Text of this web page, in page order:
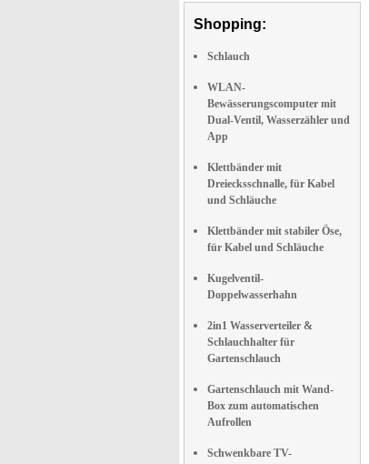
Shopping:
Schlauch
WLAN-
Bewässerungscomputer mit
Dual-Ventil, Wasserzähler und
App
Klettbänder mit
Dreiecksschnalle, für Kabel
und Schläuche
Klettbänder mit stabiler Öse,
für Kabel und Schläuche
Kugelventil-
Doppelwasserhahn
2in1 Wasserverteiler &
Schlauchhalter für
Gartenschlauch
Gartenschlauch mit Wand-
Box zum automatischen
Aufrollen
Schwenkbare TV-